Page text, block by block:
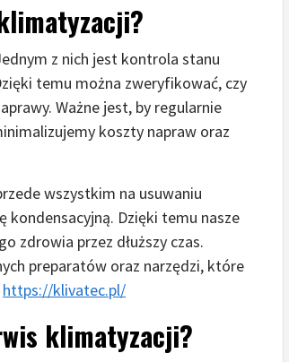
z nich jest kontrola stanu
temu można zweryfikować, czy
Ważne jest, by regularnie
koszty napraw oraz
wszystkim na usuwaniu
kondensacyjną. Dzięki temu nasze
zdrowia przez dłuższy czas.
preparatów oraz narzędzi, które
https://klivatec.pl/
klimatyzacji?